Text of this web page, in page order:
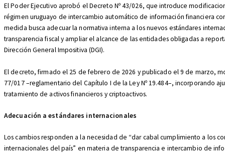
El Poder Ejecutivo aprobó el Decreto Nº 43/026, que introduce
régimen uruguayo de intercambio automático de información financiera
medida busca adecuar la normativa interna a los nuevos estándares
transparencia fiscal y ampliar el alcance de las entidades obligadas a
Dirección General Impositiva (DGI).
El decreto, firmado el 25 de febrero de 2026 y publicado el 9 de marzo,
77/017 –reglamentario del Capítulo I de la Ley Nº 19.484–, incorporando
tratamiento de activos financieros y criptoactivos.
Adecuación a estándares internacionales
Los cambios responden a la necesidad de “dar cabal cumplimiento a los
internacionales del país” en materia de transparencia e intercambio de